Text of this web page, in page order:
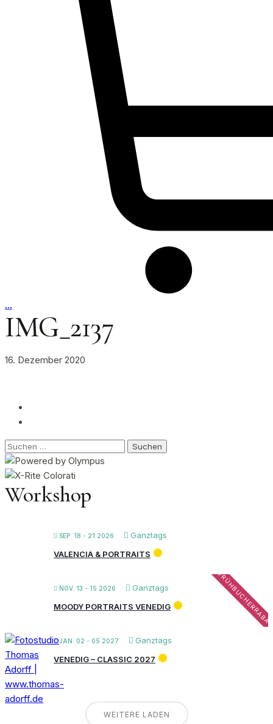
…
IMG_2137
16. Dezember 2020
Suchen
nach:
Workshop
SEP. 18 - 21 2026
Ganztags
VALENCIA & PORTRAITS
NOV. 13 - 15 2026 Ganztags
MOODY PORTRAITS VENEDIG
JAN. 02 - 05 2027
Ganztags
VENEDIG – CLASSIC 2027
WEITERE LADEN